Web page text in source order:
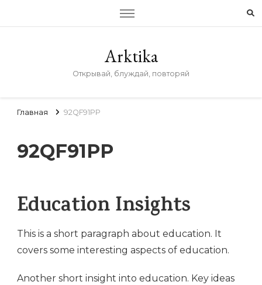
Arktika
Открывай, блуждай, повторяй
Главная 92QF91PP
92QF91PP
Education Insights
This is a short paragraph about education. It
covers some interesting aspects of education.
Another short insight into education. Key ideas